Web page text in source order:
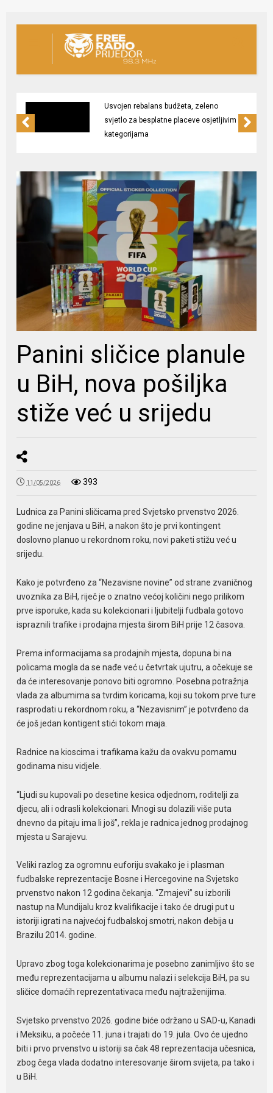
Usvojen rebalans budžeta, zeleno
svjetlo za besplatne placeve osjetljivim
kategorijama
Panini sličice planule
u BiH, nova pošiljka
stiže već u srijedu
11/05/2026 393
Ludnica za Panini sličicama pred Svjetsko prvenstvo 2026.
godine ne jenjava u BiH, a nakon što je prvi kontingent
doslovno planuo u rekordnom roku, novi paketi stižu već u
srijedu.
Kako je potvrđeno za “Nezavisne novine” od strane zvaničnog
uvoznika za BiH, riječ je o znatno većoj količini nego prilikom
prve isporuke, kada su kolekcionari i ljubitelji fudbala gotovo
ispraznili trafike i prodajna mjesta širom BiH prije 12 časova.
Prema informacijama sa prodajnih mjesta, dopuna bi na
policama mogla da se nađe već u četvrtak ujutru, a očekuje se
da će interesovanje ponovo biti ogromno. Posebna potražnja
vlada za albumima sa tvrdim koricama, koji su tokom prve ture
rasprodati u rekordnom roku, a “Nezavisnim” je potvrđeno da
će još jedan kontigent stići tokom maja.
Radnice na kioscima i trafikama kažu da ovakvu pomamu
godinama nisu vidjele.
“Ljudi su kupovali po desetine kesica odjednom, roditelji za
djecu, ali i odrasli kolekcionari. Mnogi su dolazili više puta
dnevno da pitaju ima li još”, rekla je radnica jednog prodajnog
mjesta u Sarajevu.
Veliki razlog za ogromnu euforiju svakako je i plasman
fudbalske reprezentacije Bosne i Hercegovine na Svjetsko
prvenstvo nakon 12 godina čekanja. “Zmajevi” su izborili
nastup na Mundijalu kroz kvalifikacije i tako će drugi put u
istoriji igrati na najvećoj fudbalskoj smotri, nakon debija u
Brazilu 2014. godine.
Upravo zbog toga kolekcionarima je posebno zanimljivo što se
među reprezentacijama u albumu nalazi i selekcija BiH, pa su
sličice domaćih reprezentativaca među najtraženijima.
Svjetsko prvenstvo 2026. godine biće održano u SAD-u, Kanadi
i Meksiku, a počeće 11. juna i trajati do 19. jula. Ovo će ujedno
biti i prvo prvenstvo u istoriji sa čak 48 reprezentacija učesnica,
zbog čega vlada dodatno interesovanje širom svijeta, pa tako i
u BiH.